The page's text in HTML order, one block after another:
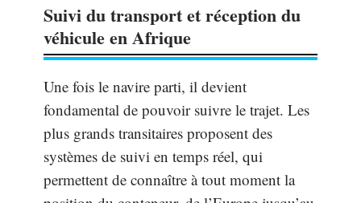
Suivi du transport et réception du
véhicule en Afrique
Une fois le navire parti, il devient
fondamental de pouvoir suivre le trajet. Les
plus grands transitaires proposent des
systèmes de suivi en temps réel, qui
permettent de connaître à tout moment la